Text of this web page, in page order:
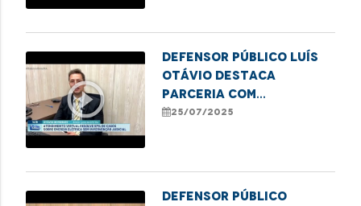
play_circle_outline
Defensor público Luís
Otávio destaca
parceria com
Equatorial para
25/07/2025
Defensor público